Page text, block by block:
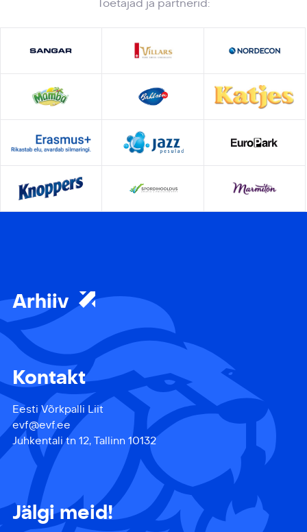
Toetajad ja partnerid:
Arhiiv
Kontakt
Eesti Võrkpalli Liit
evf@evf.ee
Juhkentali tn 12, Tallinn 10132
Jälgi meid!